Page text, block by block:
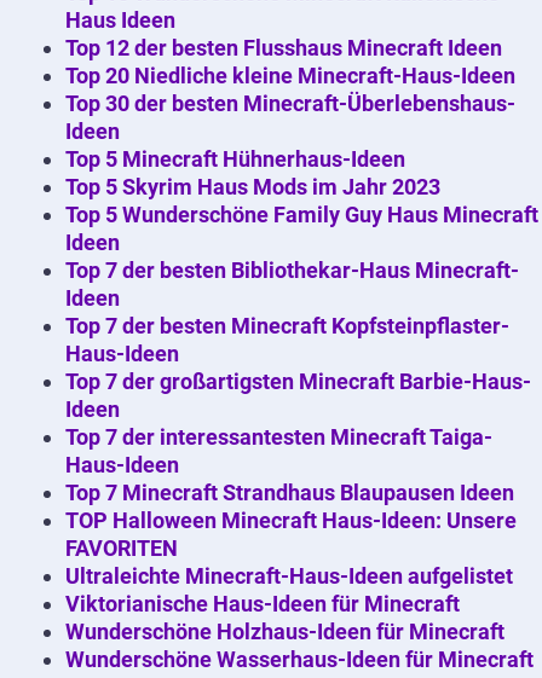
Haus Ideen
Top 12 der besten Flusshaus Minecraft Ideen
Top 20 Niedliche kleine Minecraft-Haus-Ideen
Top 30 der besten Minecraft-Überlebenshaus-
Ideen
Top 5 Minecraft Hühnerhaus-Ideen
Top 5 Skyrim Haus Mods im Jahr 2023
Top 5 Wunderschöne Family Guy Haus Minecraft
Ideen
Top 7 der besten Bibliothekar-Haus Minecraft-
Ideen
Top 7 der besten Minecraft Kopfsteinpflaster-
Haus-Ideen
Top 7 der großartigsten Minecraft Barbie-Haus-
Ideen
Top 7 der interessantesten Minecraft Taiga-
Haus-Ideen
Top 7 Minecraft Strandhaus Blaupausen Ideen
TOP Halloween Minecraft Haus-Ideen: Unsere
FAVORITEN
Ultraleichte Minecraft-Haus-Ideen aufgelistet
Viktorianische Haus-Ideen für Minecraft
Wunderschöne Holzhaus-Ideen für Minecraft
Wunderschöne Wasserhaus-Ideen für Minecraft